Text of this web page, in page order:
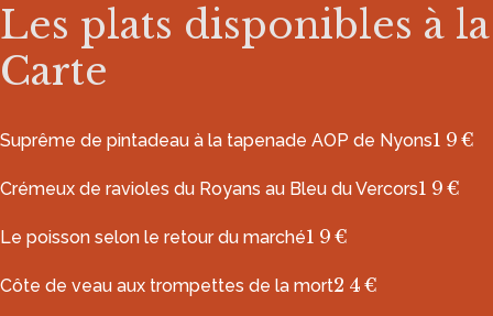
Les plats disponibles à la
Carte
Suprême de pintadeau à la tapenade AOP de Nyons19€
Crémeux de ravioles du Royans au Bleu du Vercors19€
Le poisson selon le retour du marché19€
Côte de veau aux trompettes de la mort24€